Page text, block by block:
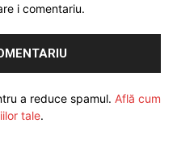
i comentariu.
a reduce spamul. Află cum
tale.